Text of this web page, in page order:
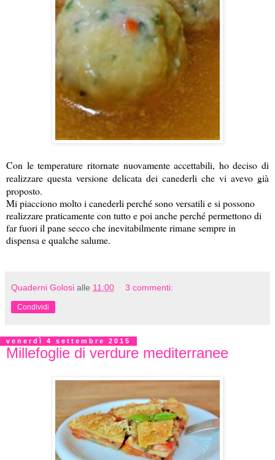
Con le temperature ritornate nuovamente accettabili, ho deciso di
realizzare questa versione delicata dei canederli che vi avevo già
proposto.
Mi piacciono molto i canederli perché sono versatili e si possono
realizzare praticamente con tutto e poi anche perché permettono di
far fuori il pane secco che inevitabilmente rimane sempre in
dispensa e qualche salume.
Quaderni Golosi alle 11:00 3 commenti:
Condividi
venerdì 4 settembre 2015
Millefoglie di verdure mediterranee